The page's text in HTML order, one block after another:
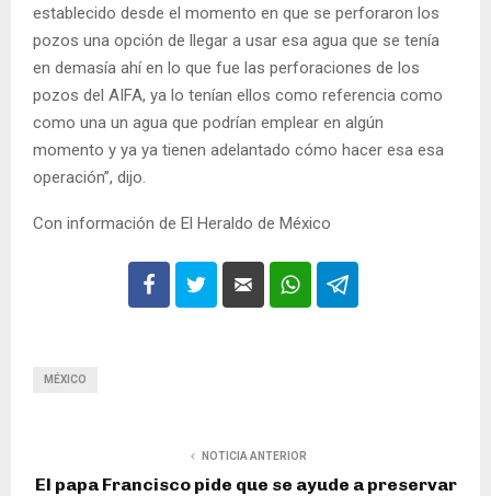
establecido desde el momento en que se perforaron los
pozos una opción de llegar a usar esa agua que se tenía
en demasía ahí en lo que fue las perforaciones de los
pozos del AIFA, ya lo tenían ellos como referencia como
como una un agua que podrían emplear en algún
momento y ya ya tienen adelantado cómo hacer esa esa
operación”, dijo.
Con información de El Heraldo de México
MÉXICO
NOTICIA ANTERIOR
El papa Francisco pide que se ayude a preservar